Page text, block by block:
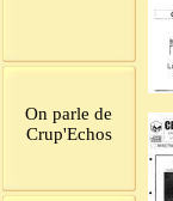
On parle de
Crup'Echos